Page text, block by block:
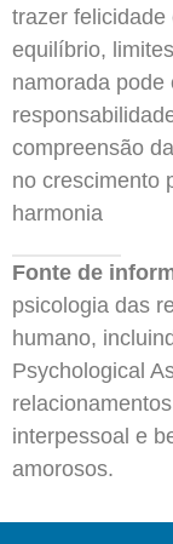
trazer felicidade
equilíbrio,
namorada pode
compreensão
no crescimento
harmonia
Fonte de
psicologia das
humano,
Psychological
interpessoal e
amorosos.